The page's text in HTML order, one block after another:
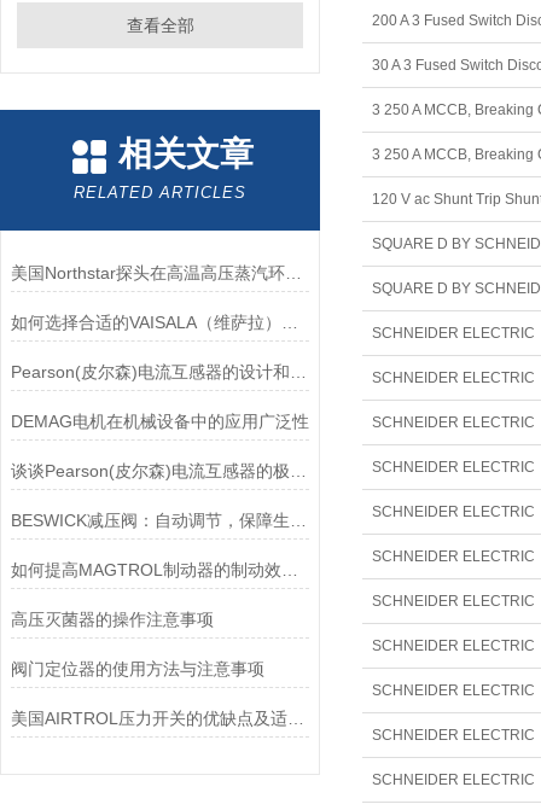
查看全部
相关文章
RELATED ARTICLES
美国Northstar探头在高温高压蒸汽环境下的液位测量可靠性
DEMAG电机在机械设备中的应用广泛性
高压灭菌器的操作注意事项
阀门定位器的使用方法与注意事项
美国AIRTROL压力开关的优缺点及适用范围讲解
200 A 3 Fused Switch
30 A 3 Fused Switch
120 V ac Shunt Trip
SCHNEIDER ELECTRIC
SCHNEIDER ELECTRIC
SCHNEIDER ELECTRIC
SCHNEIDER ELECTRIC